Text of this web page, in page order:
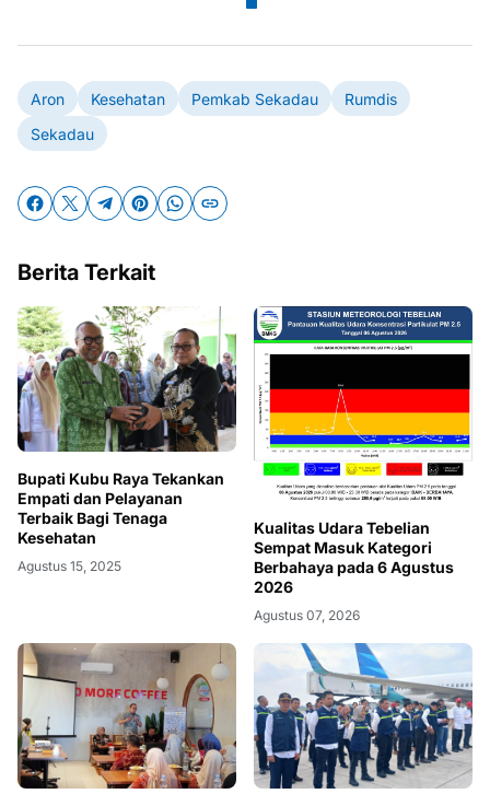
Aron Kesehatan Pemkab Sekadau
Rumdis
Sekadau
Berita Terkait
Bupati Kubu Raya Tekankan
Empati dan Pelayanan
Terbaik Bagi Tenaga
Kesehatan
Agustus 15, 2025
Kualitas Udara Tebelian
Sempat Masuk Kategori
Berbahaya pada 6 Agustus
2026
Agustus 07, 2026